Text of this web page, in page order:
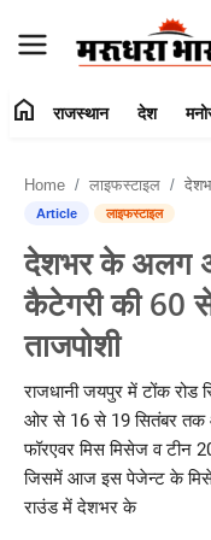
संपर्क करें
राजस्थान
देश
मनोरंजन
लाइफस्टाइल
खेल
home राजस्थान देश
Home लाइफस्टाइल देशभर के
Article लाइफस्टाइल
देशभर के अलग
कैटेगरी की 60
ताजपोशी
राजधानी जयपुर में टोंक रोड
ओर से 16 से 19 सितंबर तक
फॉरएवर मिस मिसेज व टीन
जिसमें आज इस पेजेन्ट के
राउंड में देशभर के